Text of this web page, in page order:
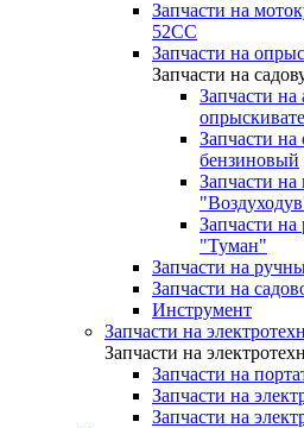
Запчасти на
52СС
Запчасти на
Запчасти на
Запчасти
Запчасти
бензиновый
Запчасти
Запчасти на
"Туман"
Запчасти на
Запчасти на
Инструмент
Запчасти на
Запчасти на
Запчасти на
Запчасти на
Запчасти на